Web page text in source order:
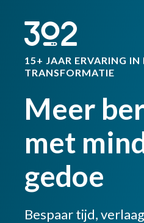
15+ JAAR ERVARING IN
TRANSFORMATIE
Meer
met
gedoe
Bespaar tijd,